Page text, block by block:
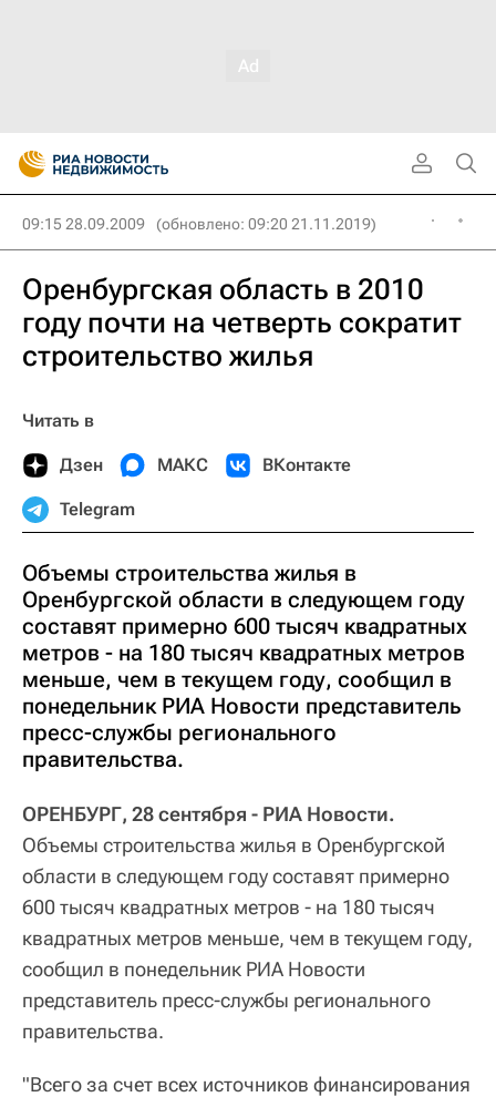
09:15 28.09.2009 (обновлено: 09:20 21.11.2019)
Оренбургская область в 2010
году почти на четверть сократит
строительство жилья
Читать в
Дзен МАКС ВКонтакте
Telegram
Объемы строительства жилья в
Оренбургской области в следующем году
составят примерно 600 тысяч квадратных
метров - на 180 тысяч квадратных метров
меньше, чем в текущем году, сообщил в
понедельник РИА Новости представитель
пресс-службы регионального
правительства.
ОРЕНБУРГ, 28 сентября - РИА Новости.
Объемы строительства жилья в Оренбургской
области в следующем году составят примерно
600 тысяч квадратных метров - на 180 тысяч
квадратных метров меньше, чем в текущем году,
сообщил в понедельник РИА Новости
представитель пресс-службы регионального
правительства.
"Всего за счет всех источников финансирования